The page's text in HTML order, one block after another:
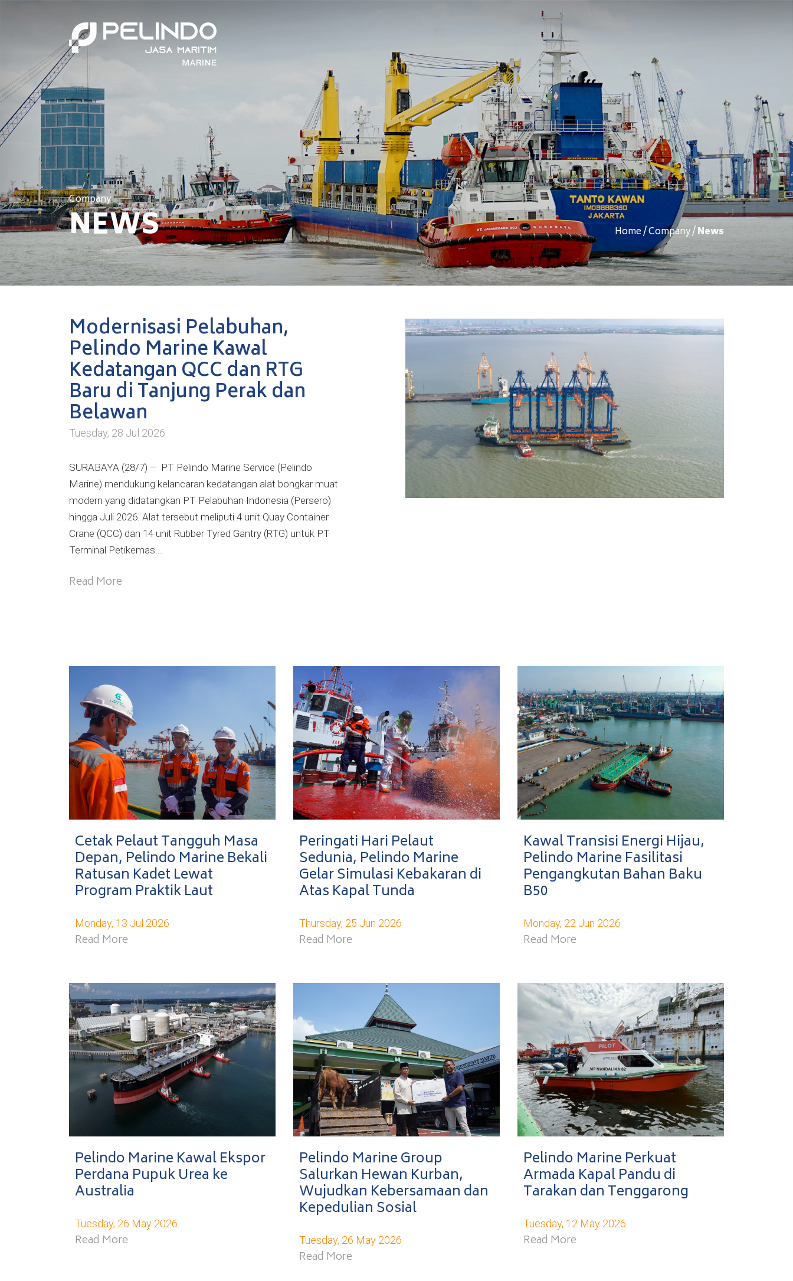
Company
NEWS Home / Company /News
Modernisasi Pelabuhan,
Pelindo Marine Kawal
Kedatangan QCC dan RTG
Baru di Tanjung Perak dan
Belawan
Tuesday, 28 Jul 2026
SURABAYA (28/7) – PT Pelindo Marine Service (Pelindo
Marine) mendukung kelancaran kedatangan alat bongkar muat
modern yang didatangkan PT Pelabuhan Indonesia (Persero)
hingga Juli 2026. Alat tersebut meliputi 4 unit Quay Container
Crane (QCC) dan 14 unit Rubber Tyred Gantry (RTG) untuk PT
Terminal Petikemas...
Read More
Cetak Pelaut Tangguh Masa
Depan, Pelindo Marine Bekali
Ratusan Kadet Lewat
Program Praktik Laut
Monday, 13 Jul 2026
Read More
Peringati Hari Pelaut
Sedunia, Pelindo Marine
Gelar Simulasi Kebakaran di
Atas Kapal Tunda
Thursday, 25 Jun 2026
Read More
Kawal Transisi Energi Hijau,
Pelindo Marine Fasilitasi
Pengangkutan Bahan Baku
B50
Monday, 22 Jun 2026
Read More
Pelindo Marine Kawal Ekspor
Perdana Pupuk Urea ke
Australia
Tuesday, 26 May 2026
Read More
Pelindo Marine Group
Salurkan Hewan Kurban,
Wujudkan Kebersamaan dan
Kepedulian Sosial
Tuesday, 26 May 2026
Read More
Pelindo Marine Perkuat
Armada Kapal Pandu di
Tarakan dan Tenggarong
Tuesday, 12 May 2026
Read More